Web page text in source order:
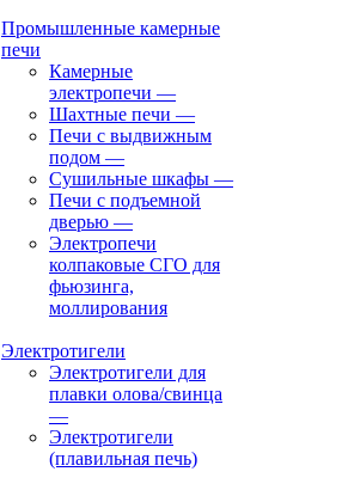
Промышленные камерные
печи
Камерные
электропечи —
Шахтные печи —
Печи с выдвижным
подом —
Сушильные шкафы —
Печи с подъемной
дверью —
Электропечи
колпаковые СГО для
фьюзинга,
моллирования
Электротигели
Электротигели для
плавки олова/свинца
—
Электротигели
(плавильная печь)